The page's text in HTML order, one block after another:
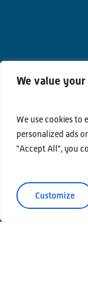
We value
We use cookies to
personalized ads
"Accept All", you
Customize
Contatti
Privacy